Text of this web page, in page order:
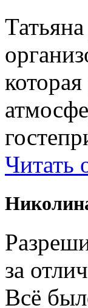
Читать
за
Всë